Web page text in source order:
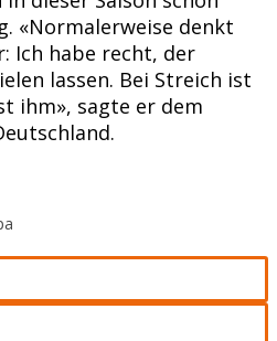
«Normalerweise denkt
Ich habe recht, der
lassen. Bei Streich ist
ihm», sagte er dem